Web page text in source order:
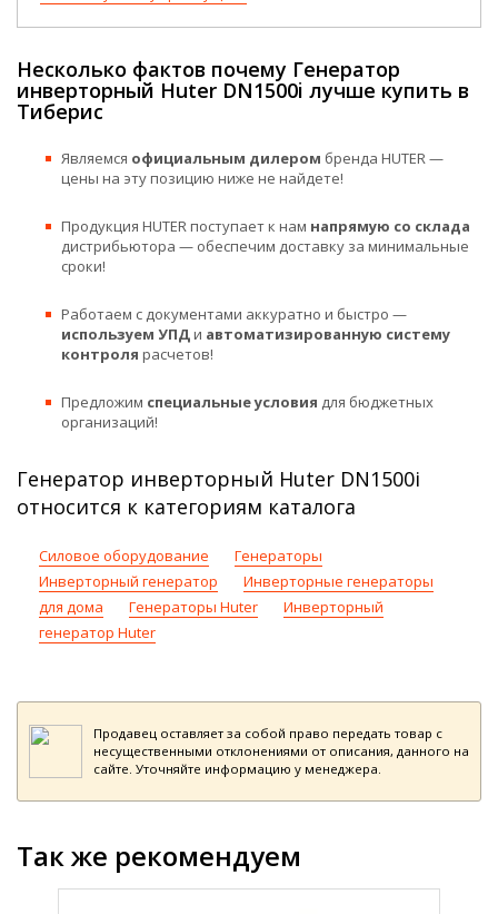
Несколько фактов почему Генератор
инверторный Huter DN1500i лучше купить в
Тиберис
Являемся официальным дилером бренда HUTER —
цены на эту позицию ниже не найдете!
Продукция HUTER поступает к нам напрямую со склада
дистрибьютора — обеспечим доставку за минимальные
сроки!
Работаем с документами аккуратно и быстро —
используем УПДи автоматизированную систему
контроля расчетов!
Предложим специальные условия для бюджетных
организаций!
Генератор инверторный Huter DN1500i
относится к категориям каталога
Силовое оборудование
Генераторы
Инверторный генератор
Инверторные генераторы
для дома
Генераторы Huter
Инверторный
генератор Huter
Продавец оставляет за собой право передать товар с
несущественными отклонениями от описания, данного на
сайте. Уточняйте информацию у менеджера.
Так же рекомендуем